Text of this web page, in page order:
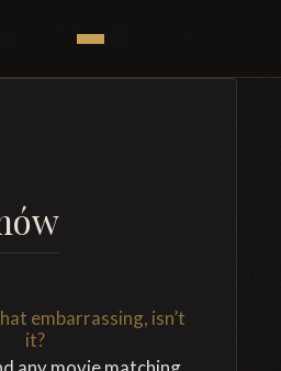
embarrassing, isn’t
it?